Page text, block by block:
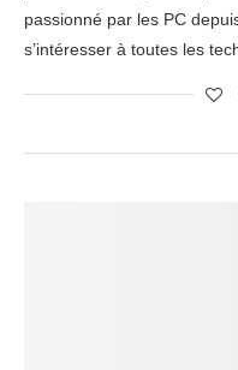
passionné par les PC
s’intéresser à toutes les